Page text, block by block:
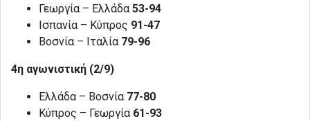
Γεωργία – Ελλάδα 53-94
Ισπανία – Κύπρος 91-47
Βοσνία – Ιταλία 79-96
4η αγωνιστική (2/9)
Ελλάδα – Βοσνία 77-80
Κύπρος – Γεωργία 61-93